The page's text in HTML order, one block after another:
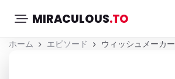
MIRACULOUS.TO
ホーム エピソード ウィッシュメーカー